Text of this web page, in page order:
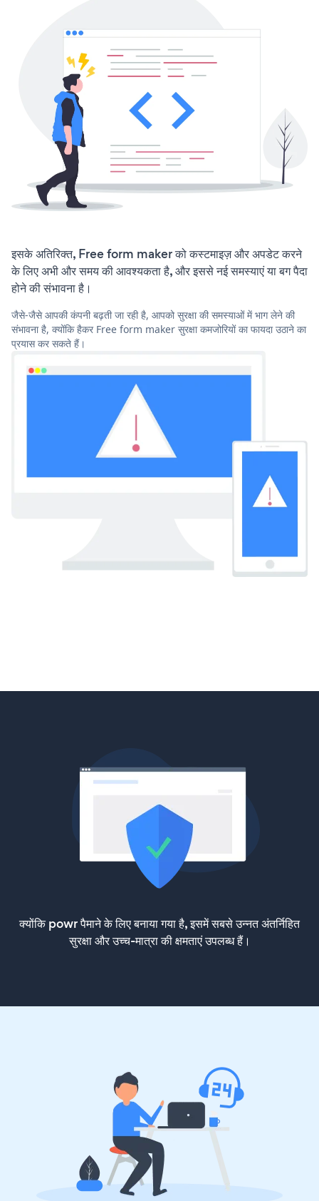
इसके अतिरिक्त, Free form maker को कस्टमाइज़ और अपडेट करने
के लिए अभी और समय की आवश्यकता है, और इससे नई समस्याएं या बग पैदा
होने की संभावना है।
जैसे-जैसे आपकी कंपनी बढ़ती जा रही है, आपको सुरक्षा की समस्याओं में भाग लेने की
संभावना है, क्योंकि हैकर Free form maker सुरक्षा कमजोरियों का फायदा उठाने का
प्रयास कर सकते हैं।
क्योंकि powr पैमाने के लिए बनाया गया है, इसमें सबसे उन्नत अंतर्निहित
सुरक्षा और उच्च-मात्रा की क्षमताएं उपलब्ध हैं।